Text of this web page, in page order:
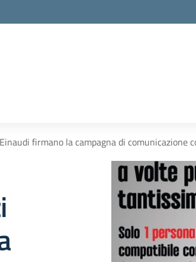
firmano la campagna di comunicazione